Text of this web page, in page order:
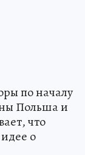
по началу
Польша и
что
о